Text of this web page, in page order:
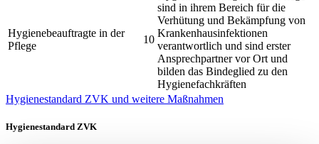
Hygienebeauftragte in der
Pflege
10
sind in ihrem Bereich für die
Verhütung und Bekämpfung von
Krankenhausinfektionen
verantwortlich und sind erster
Ansprechpartner vor Ort und
bilden das Bindeglied zu den
Hygienefachkräften
Hygienestandard ZVK und weitere Maßnahmen
Hygienestandard ZVK